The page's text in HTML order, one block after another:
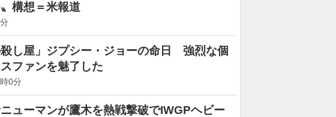
構想＝米報道
し屋」ジプシー・ジョーの命日 強烈な個
ファンを魅了した
0分
ューマンが鷹木を熱戦撃破でIWGPヘビー